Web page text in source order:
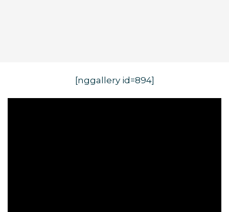
[nggallery id=894]